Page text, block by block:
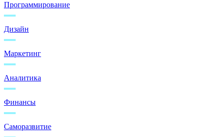
Программирование
Дизайн
Маркетинг
Аналитика
Финансы
Саморазвитие